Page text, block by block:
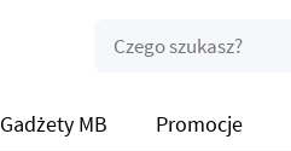
Gadżety MB Promocje